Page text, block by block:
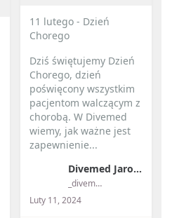
11 lutego - Dzień
Chorego
Dziś świętujemy Dzień
Chorego, dzień
poświęcony wszystkim
pacjentom walczącym z
chorobą. W Divemed
wiemy, jak ważne jest
zapewnienie...
Divemed Jarosław Przybylski
_divemed_
Luty 11, 2024